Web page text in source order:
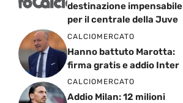
destinazione impensabile
per il centrale della Juve
CALCIOMERCATO
Hanno battuto Marotta:
firma gratis e addio Inter
CALCIOMERCATO
Addio Milan: 12 milioni